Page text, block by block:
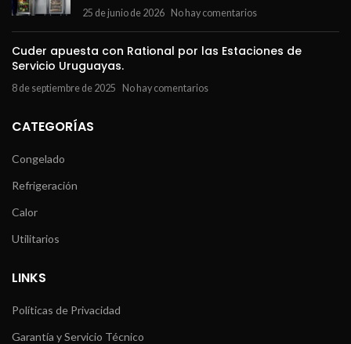
25 de junio de 2026 No hay comentarios
Cuder apuesta con Rational por las Estaciones de
Servicio Uruguayas.
8 de septiembre de 2025 No hay comentarios
CATEGORÍAS
Congelado
Refrigeración
Calor
Utilitarios
LINKS
Políticas de Privacidad
Garantía y Servicio Técnico